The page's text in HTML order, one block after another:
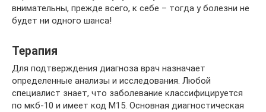
внимательны, прежде всего, к себе – тогда у болезни не
будет ни одного шанса!
Терапия
Для подтверждения диагноза врач назначает
определенные анализы и исследования. Любой
специалист знает, что заболевание классифицируется
по мкб-10 и имеет код М15. Основная диагностическая